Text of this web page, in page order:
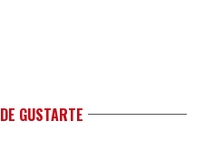
GUSTARTE